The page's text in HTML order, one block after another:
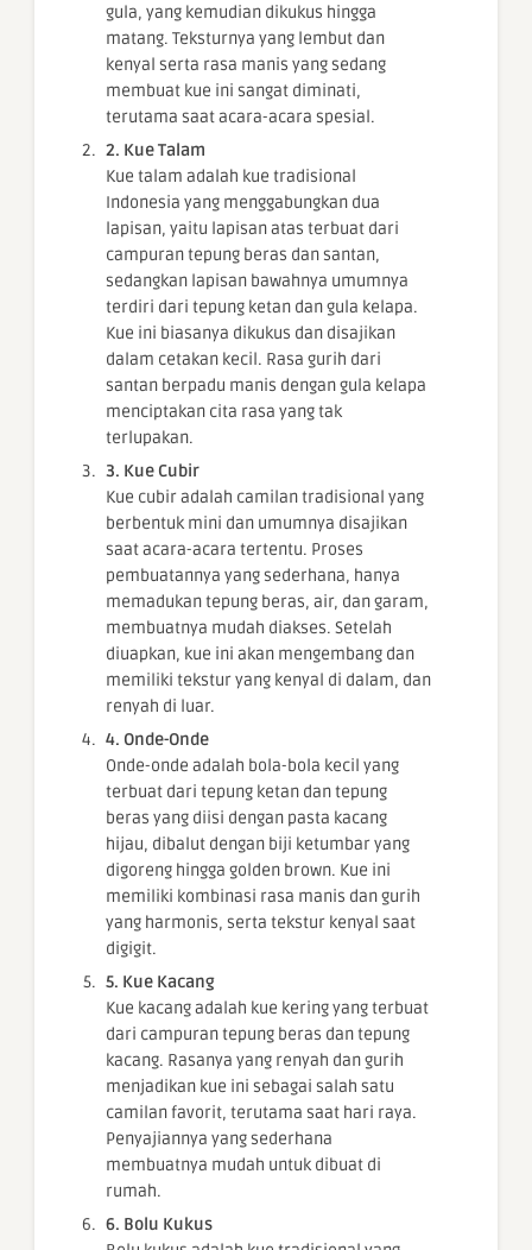
gula, yang kemudian dikukus hingga
matang. Teksturnya yang lembut dan
kenyal serta rasa manis yang sedang
membuat kue ini sangat diminati,
terutama saat acara-acara spesial.
2. Kue Talam
Kue talam adalah kue tradisional
Indonesia yang menggabungkan dua
lapisan, yaitu lapisan atas terbuat dari
campuran tepung beras dan santan,
sedangkan lapisan bawahnya umumnya
terdiri dari tepung ketan dan gula kelapa.
Kue ini biasanya dikukus dan disajikan
dalam cetakan kecil. Rasa gurih dari
santan berpadu manis dengan gula kelapa
menciptakan cita rasa yang tak
terlupakan.
3. Kue Cubir
Kue cubir adalah camilan tradisional yang
berbentuk mini dan umumnya disajikan
saat acara-acara tertentu. Proses
pembuatannya yang sederhana, hanya
memadukan tepung beras, air, dan garam,
membuatnya mudah diakses. Setelah
diuapkan, kue ini akan mengembang dan
memiliki tekstur yang kenyal di dalam, dan
renyah di luar.
4. Onde-Onde
Onde-onde adalah bola-bola kecil yang
terbuat dari tepung ketan dan tepung
beras yang diisi dengan pasta kacang
hijau, dibalut dengan biji ketumbar yang
digoreng hingga golden brown. Kue ini
memiliki kombinasi rasa manis dan gurih
yang harmonis, serta tekstur kenyal saat
digigit.
5. Kue Kacang
Kue kacang adalah kue kering yang terbuat
dari campuran tepung beras dan tepung
kacang. Rasanya yang renyah dan gurih
menjadikan kue ini sebagai salah satu
camilan favorit, terutama saat hari raya.
Penyajiannya yang sederhana
membuatnya mudah untuk dibuat di
rumah.
6. Bolu Kukus